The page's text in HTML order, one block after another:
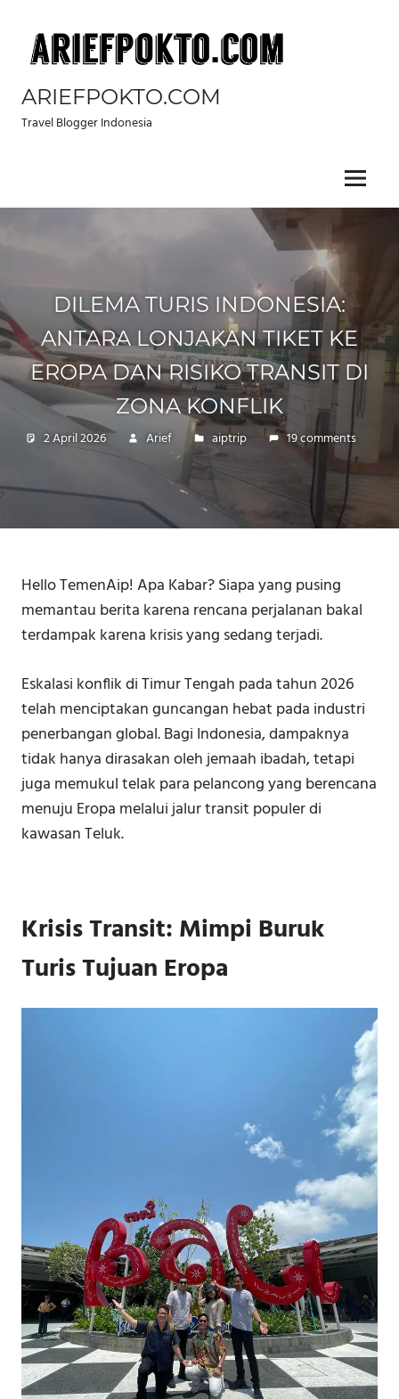
content
ARIEFPOKTO.COM
Travel Blogger Indonesia
Menu
DILEMA TURIS INDONESIA:
ANTARA LONJAKAN TIKET KE
EROPA DAN RISIKO TRANSIT DI
ZONA KONFLIK
2 April 2026 Arief aiptrip 19 comments
Hello TemenAip! Apa Kabar? Siapa yang pusing
memantau berita karena rencana perjalanan bakal
terdampak karena krisis yang sedang terjadi.
Eskalasi konflik di Timur Tengah pada tahun 2026
telah menciptakan guncangan hebat pada industri
penerbangan global. Bagi Indonesia, dampaknya
tidak hanya dirasakan oleh jemaah ibadah, tetapi
juga memukul telak para pelancong yang berencana
menuju Eropa melalui jalur transit populer di
kawasan Teluk.
Krisis Transit: Mimpi Buruk
Turis Tujuan Eropa